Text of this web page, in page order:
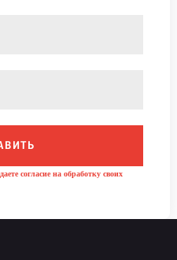
согласие на обработку своих